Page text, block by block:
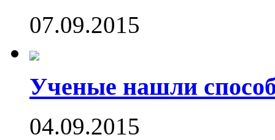
07.09.2015
Ученые нашли
04.09.2015